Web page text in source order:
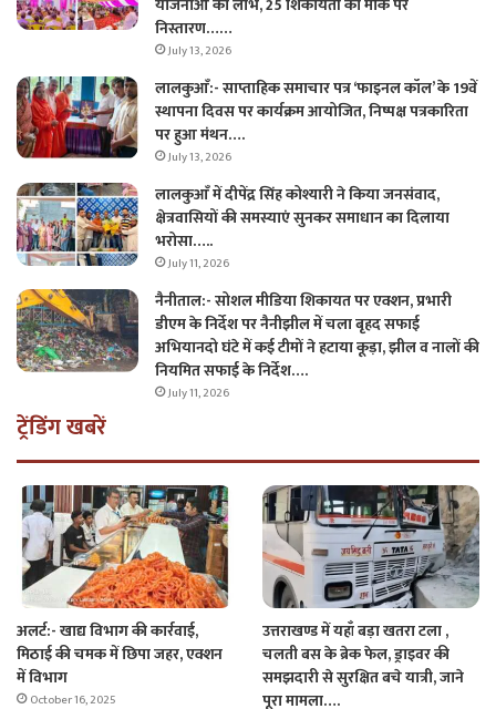
योजनाओं का लाभ, 25 शिकायतों का मौके पर
निस्तारण……
July 13, 2026
लालकुआँ:- साप्ताहिक समाचार पत्र ‘फाइनल कॉल’ के 19वें
स्थापना दिवस पर कार्यक्रम आयोजित, निष्पक्ष पत्रकारिता
पर हुआ मंथन….
July 13, 2026
लालकुआँ में दीपेंद्र सिंह कोश्यारी ने किया जनसंवाद,
क्षेत्रवासियों की समस्याएं सुनकर समाधान का दिलाया
भरोसा…..
July 11, 2026
नैनीताल:- सोशल मीडिया शिकायत पर एक्शन, प्रभारी
डीएम के निर्देश पर नैनीझील में चला बृहद सफाई
अभियानदो घंटे में कई टीमों ने हटाया कूड़ा, झील व नालों की
नियमित सफाई के निर्देश….
July 11, 2026
ट्रेंडिंग खबरें
अलर्ट:- खाद्य विभाग की कार्रवाई,
मिठाई की चमक में छिपा जहर, एक्शन
में विभाग
October 16, 2025
उत्तराखण्ड में यहाँ बड़ा खतरा टला ,
चलती बस के ब्रेक फेल, ड्राइवर की
समझदारी से सुरक्षित बचे यात्री, जाने
पूरा मामला….